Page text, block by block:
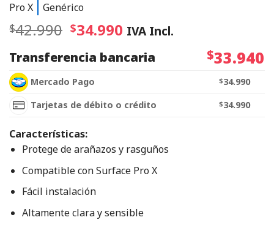
Pro X
Genérico
$42.990 $34.990 IVA Incl.
Transferencia bancaria
$33.940
Mercado Pago $34.990
Tarjetas de débito o crédito
$34.990
Características:
Protege de arañazos y rasguños
Compatible con Surface Pro X
Fácil instalación
Altamente clara y sensible